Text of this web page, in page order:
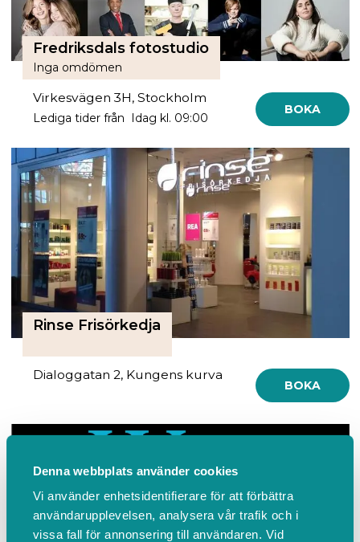
Denna webbplats använder cookies
Vi använder enhetsidentifierare för att förbättra
användarupplevelsen, analysera vår trafik och i
vissa fall för annonsering till användaren. Vid
Fredriksdals fotostudio
Inga omdömen
Virkesvägen 3H, Stockholm
Lediga tider från Idag kl. 09:00
BOKA
Rinse Frisörkedja
Dialoggatan 2, Kungens kurva
BOKA